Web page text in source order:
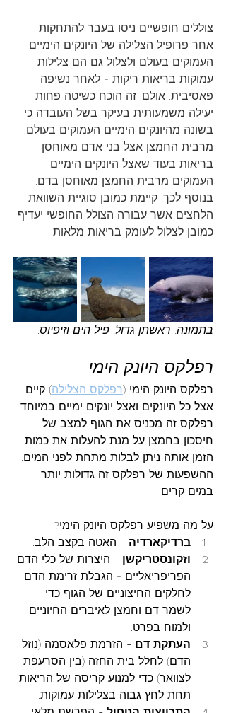
צוללים חופשיים ניסו בעבר להתחקות
אחר פרופיל הצלילה של היונקים הימיים
העמוקים בעולם ולצלול גם הם צלילות
עמוקות בריאות ריקות - לאחר נשיפה
פאסיבית. אולם, זה הוכח כשיטה פחות
יעילה משמעותית בעיקר בשל העובדה כי
בשונה מהיונקים הימיים העמוקים בעולם,
מרבית החמצן אצל בני אדם מאוחסן
בריאות בעוד שאצל היונקים הימיים
העמוקים מרבית החמצן מאוחסן בדם.
בנוסף לכך, קיימת כמובן סוגיית השוואת
הלחצים אשר עבורה הצולל החופשי יעדיף
כמובן לצלול לעומק בריאות מלאות.
בתמונה: ראשתן גדול, פיל הים וזיפיוס.
רפלקס היונק הימי
רפלקס היונק הימי (רפלקס הצלילה) קיים
אצל כל היונקים ואצל יונקים ימיים במיוחד.
רפלקס זה מכניס את הגוף למצב של
חיסכון בחמצן על מנת להעלות את כמות
הזמן אותה ניתן לבלות מתחת לפני המים.
ההשפעות של רפלקס זה גדולות יותר
במים קרים.
על מה משפיע רפלקס היונק הימי?
ברדיקארדיה - האטה בקצב הלב.
וזקונסטריקשן - היצרות של כלי הדם
הפריפריאליים - הגבלת זרימת הדם
לחלקים החיצוניים של הגוף כדי
לשמר דם וחמצן לאיברים החיוניים
ולמוח בפרט.
העתקת דם - הזרמת פלאסמה (נוזל
הדם) לחלל בית החזה (בין הסרעפת
לצוואר) כדי למנוע קריסה של הריאות
תחת לחץ גבוה בצלילות עמוקות.